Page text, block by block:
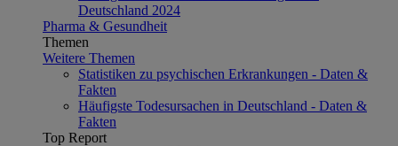
Deutschland 2024
Pharma & Gesundheit
Themen
Weitere Themen
Statistiken zu psychischen Erkrankungen - Daten &
Fakten
Häufigste Todesursachen in Deutschland - Daten &
Fakten
Top Report